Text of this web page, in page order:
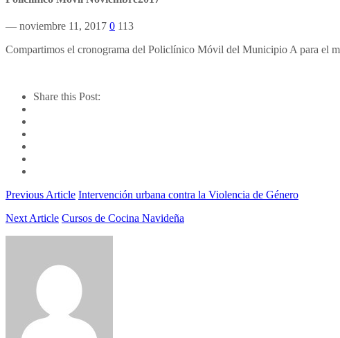
— noviembre 11, 2017 0 113
Compartimos el cronograma del Policlínico Móvil del Municipio A para el
Share this Post:
Previous Article Intervención urbana contra la Violencia de Género
Next Article Cursos de Cocina Navideña